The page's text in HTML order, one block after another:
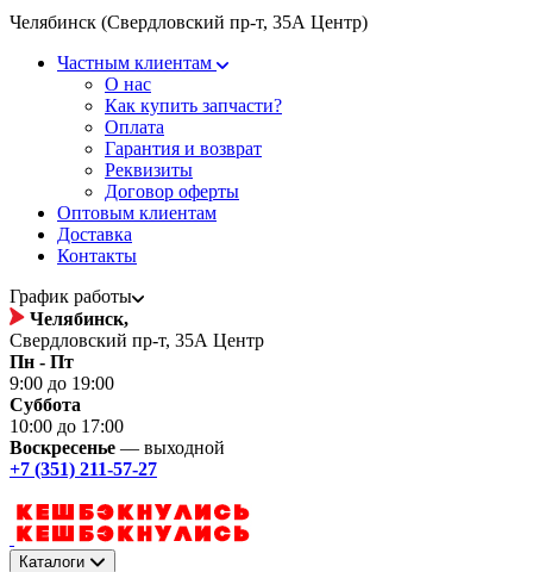
Челябинск (Свердловский пр-т, 35А Центр)
Частным клиентам
О нас
Как купить запчасти?
Оплата
Гарантия и возврат
Реквизиты
Договор оферты
Оптовым клиентам
Доставка
Контакты
График работы
Челябинск,
Свердловский пр-т, 35А Центр
Пн - Пт
9:00 до 19:00
Суббота
10:00 до 17:00
Воскресенье — выходной
+7 (351) 211-57-27
Каталоги